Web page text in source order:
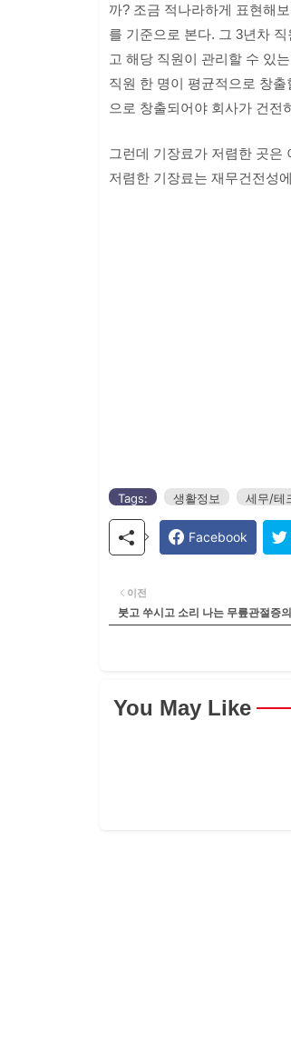
까? 조금 적나라하게 표현해
를 기준으로 본다. 그 3년차
고 해당 직원이 관리할 수 있
직원 한 명이 평균적으로 창
으로 창출되어야 회사가 건전
그런데 기장료가 저렴한 곳은
저렴한 기장료는 재무건전성
Tags: 생활정보 세무/테
Facebook
이전
붓고 쑤시고 소리 나는 무릎관절증
You May Like